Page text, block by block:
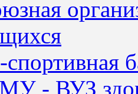
- ВУЗ